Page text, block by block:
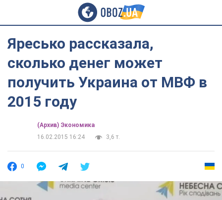
Яресько рассказала,
сколько денег может
получить Украина от МВФ в
2015 году
(Архив) Экономика
16.02.2015 16:24
3,6 т.
0